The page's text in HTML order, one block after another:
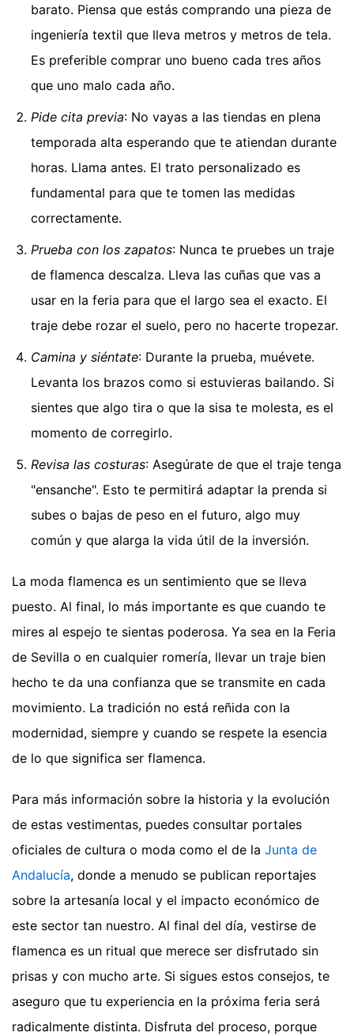
barato. Piensa que estás comprando una pieza de
ingeniería textil que lleva metros y metros de tela.
Es preferible comprar uno bueno cada tres años
que uno malo cada año.
Pide cita previa: No vayas a las tiendas en plena
temporada alta esperando que te atiendan durante
horas. Llama antes. El trato personalizado es
fundamental para que te tomen las medidas
correctamente.
Prueba con los zapatos: Nunca te pruebes un traje
de flamenca descalza. Lleva las cuñas que vas a
usar en la feria para que el largo sea el exacto. El
traje debe rozar el suelo, pero no hacerte tropezar.
Camina y siéntate: Durante la prueba, muévete.
Levanta los brazos como si estuvieras bailando. Si
sientes que algo tira o que la sisa te molesta, es el
momento de corregirlo.
Revisa las costuras: Asegúrate de que el traje tenga
"ensanche". Esto te permitirá adaptar la prenda si
subes o bajas de peso en el futuro, algo muy
común y que alarga la vida útil de la inversión.
La moda flamenca es un sentimiento que se lleva
puesto. Al final, lo más importante es que cuando te
mires al espejo te sientas poderosa. Ya sea en la Feria
de Sevilla o en cualquier romería, llevar un traje bien
hecho te da una confianza que se transmite en cada
movimiento. La tradición no está reñida con la
modernidad, siempre y cuando se respete la esencia
de lo que significa ser flamenca.
Para más información sobre la historia y la evolución
de estas vestimentas, puedes consultar portales
oficiales de cultura o moda como el de la Junta de
Andalucía, donde a menudo se publican reportajes
sobre la artesanía local y el impacto económico de
este sector tan nuestro. Al final del día, vestirse de
flamenca es un ritual que merece ser disfrutado sin
prisas y con mucho arte. Si sigues estos consejos, te
aseguro que tu experiencia en la próxima feria será
radicalmente distinta. Disfruta del proceso, porque